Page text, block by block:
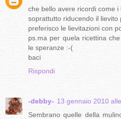
che bello avere ricordi come
soprattutto riducendo il
preferisco le lievitazioni con
ps.ma per quela ricettina
le speranze :-(
baci
Rispondi
-debby- 13 gennaio 2010
Sembrano quelle della